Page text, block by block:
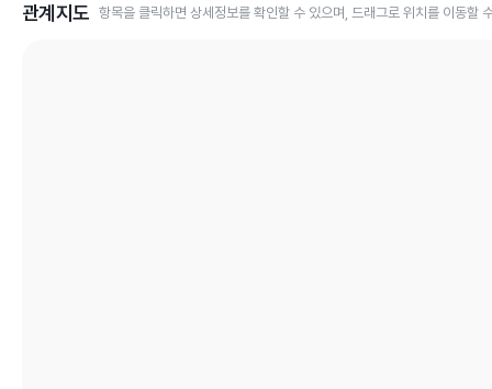
관계지도 항목을 클릭하면 상세정보를 확인할 수 있으며, 드래그로 위치를 이동할